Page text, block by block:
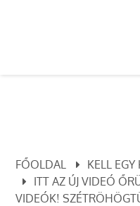
FŐOLDAL
KELL EGY
ITT AZ ÚJ VIDEÓ
VIDEÓK!